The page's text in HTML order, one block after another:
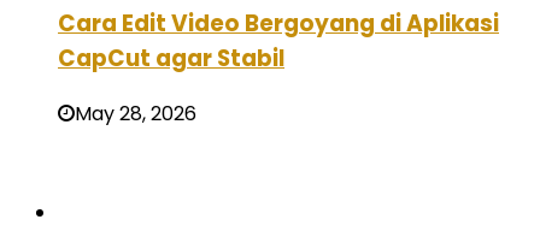
Cara Edit Video Bergoyang di Aplikasi
CapCut agar Stabil
May 28, 2026